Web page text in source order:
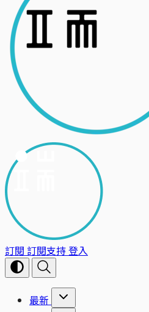
訂閱 訂閱支持登入
最新